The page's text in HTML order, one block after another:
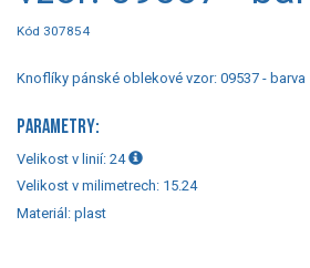
Kód 307854
Knoflíky pánské oblekové vzor: 09537 - barva
PARAMETRY:
Velikost v linií: 24
Velikost v milimetrech: 15.24
Materiál: plast